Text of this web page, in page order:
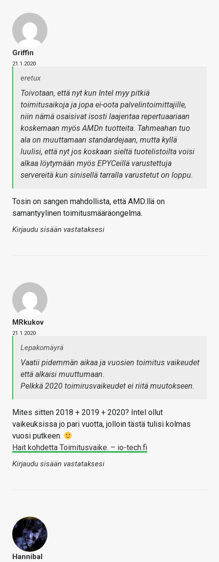
Griffin
21.1.2020
eretux
Toivotaan, että nyt kun Intel myy pitkiä
toimitusaikoja ja jopa ei-oota palvelintoimittajille,
niin nämä osaisivat isosti laajentaa repertuaariaan
koskemaan myös AMDn tuotteita. Tahmeahan tuo
ala on muuttamaan standardejaan, mutta kyllä
luulisi, että nyt jos koskaan sieltä tuotelistoilta voisi
alkaa löytymään myös EPYCeillä varustettuja
servereitä kun sinisellä tarralla varustetut on loppu.
Tosin on sangen mahdollista, että AMD:llä on
samantyylinen toimitusmääräongelma.
Kirjaudu sisään vastataksesi
MRkukov
21.1.2020
Lepakomäyrä
Vaatii pidemmän aikaa ja vuosien toimitus vaikeudet
että alkaisi muuttumaan.
Pelkkä 2020 toimirusvaikeudet ei riitä muutokseen.
Mites sitten 2018 + 2019 + 2020? Intel ollut
vaikeuksissa jo pari vuotta, jolloin tästä tulisi kolmas
vuosi putkeen.
Hait kohdetta Toimitusvaike. – io-tech.fi
Kirjaudu sisään vastataksesi
Hannibal